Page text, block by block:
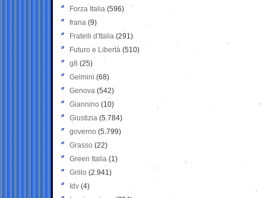
Forza Italia (596)
frana (9)
Fratelli d'Italia (291)
Futuro e Libertà (510)
g8 (25)
Gelmini (68)
Genova (542)
Giannino (10)
Giustizia (5.784)
governo (5.799)
Grasso (22)
Green Italia (1)
Grillo (2.941)
Idv (4)